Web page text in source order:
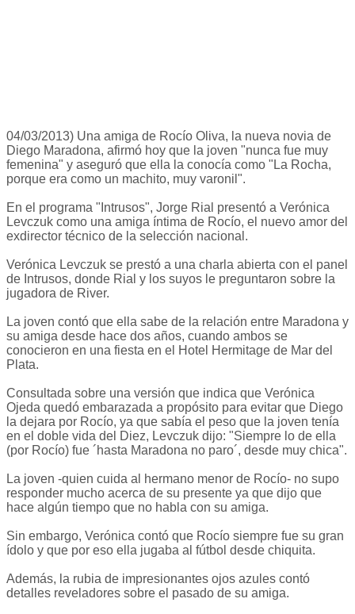
04/03/2013) Una amiga de Rocío Oliva, la nueva novia de
Diego Maradona, afirmó hoy que la joven "nunca fue muy
femenina" y aseguró que ella la conocía como "La Rocha,
porque era como un machito, muy varonil".
En el programa "Intrusos", Jorge Rial presentó a Verónica
Levczuk como una amiga íntima de Rocío, el nuevo amor del
exdirector técnico de la selección nacional.
Verónica Levczuk se prestó a una charla abierta con el panel
de Intrusos, donde Rial y los suyos le preguntaron sobre la
jugadora de River.
La joven contó que ella sabe de la relación entre Maradona y
su amiga desde hace dos años, cuando ambos se
conocieron en una fiesta en el Hotel Hermitage de Mar del
Plata.
Consultada sobre una versión que indica que Verónica
Ojeda quedó embarazada a propósito para evitar que Diego
la dejara por Rocío, ya que sabía el peso que la joven tenía
en el doble vida del Diez, Levczuk dijo: "Siempre lo de ella
(por Rocío) fue ´hasta Maradona no paro´, desde muy chica".
La joven -quien cuida al hermano menor de Rocío- no supo
responder mucho acerca de su presente ya que dijo que
hace algún tiempo que no habla con su amiga.
Sin embargo, Verónica contó que Rocío siempre fue su gran
ídolo y que por eso ella jugaba al fútbol desde chiquita.
Además, la rubia de impresionantes ojos azules contó
detalles reveladores sobre el pasado de su amiga.